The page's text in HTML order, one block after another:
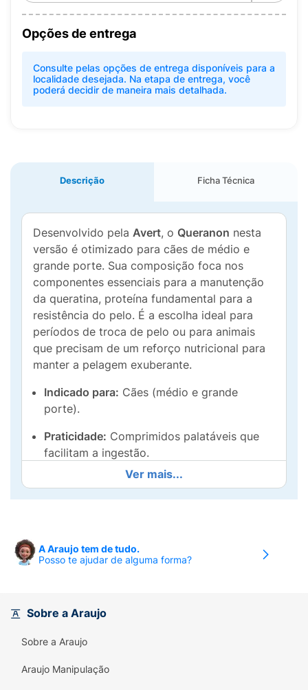
Opções de entrega
Consulte pelas opções de entrega disponíveis para a
localidade desejada. Na etapa de entrega, você
poderá decidir de maneira mais detalhada.
Descrição Ficha Técnica
Desenvolvido pela Avert, o Queranon nesta
versão é otimizado para cães de médio e
grande porte. Sua composição foca nos
componentes essenciais para a manutenção
da queratina, proteína fundamental para a
resistência do pelo. É a escolha ideal para
períodos de troca de pelo ou para animais
que precisam de um reforço nutricional para
manter a pelagem exuberante.
Indicado para: Cães (médio e grande
porte).
Praticidade: Comprimidos palatáveis que
facilitam a ingestão.
Alta concentração de Cistina
e Vitaminas do Complexo B.
Ver mais...
A Araujo tem de tudo.
Posso te ajudar de alguma forma?
Sobre a Araujo
Sobre a Araujo
Araujo Manipulação